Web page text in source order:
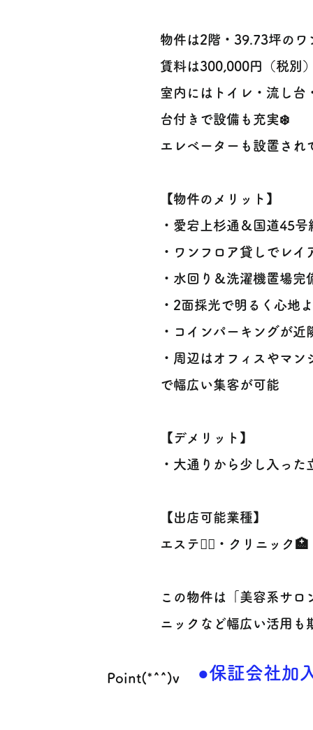
物件は2階・39.73坪のワ
賃料は300,000円（税別
室内にはトイレ・流し台
台付きで設備も充実❄️
エレベーターも設置され
【物件のメリット】
・愛宕上杉通＆国道45
・ワンフロア貸しでレイ
・水回り＆洗濯機置場完
・2面採光で明るく心地
・コインパーキングが
・周辺はオフィスやマ
で幅広い集客が可能
【デメリット】
・大通りから少し入った
【出店可能業種】
エステ💆‍♀️・クリニック
この物件は「美容系サ
ニックなど幅広い活用も
Point(*^^)v ●保証会社加